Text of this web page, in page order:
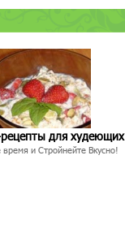
рецепты для худеющих
время и Стройнейте Вкусно!